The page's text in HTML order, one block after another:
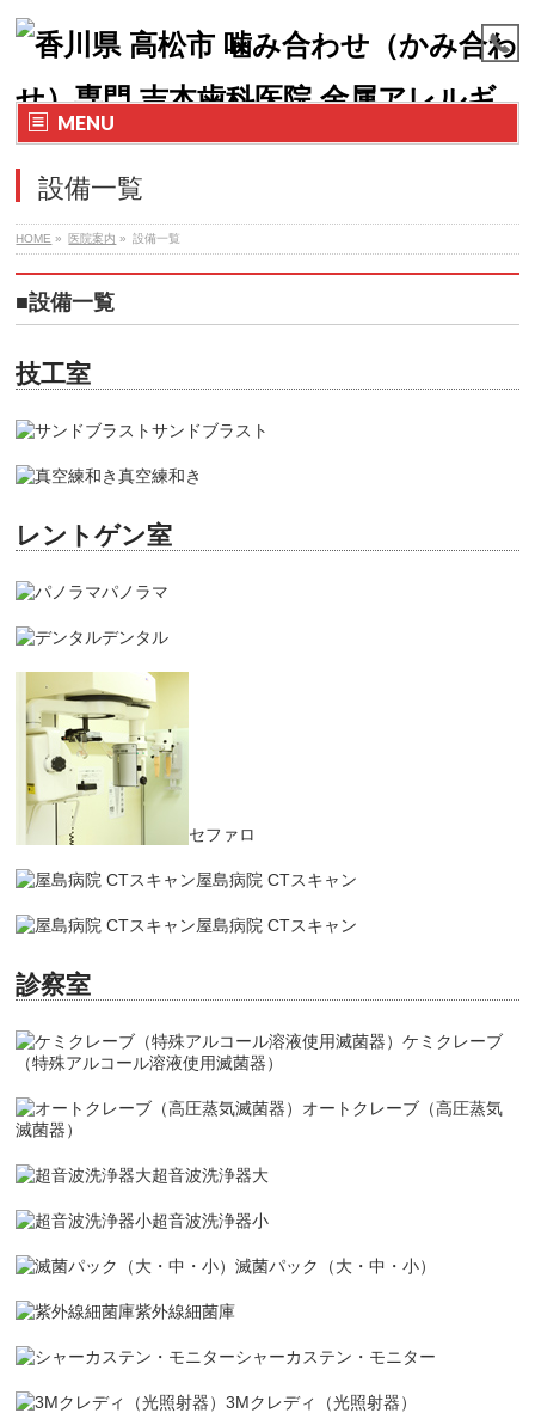
MENU
設備一覧
HOME » 医院案内 » 設備一覧
■設備一覧
技工室
サンドブラスト
真空練和き
レントゲン室
パノラマ
デンタル
セファロ
屋島病院 CTスキャン
屋島病院 CTスキャン
診察室
ケミクレーブ
（特殊アルコール溶液使用滅菌器）
オートクレーブ（高圧蒸気
滅菌器）
超音波洗浄器大
超音波洗浄器小
滅菌パック（大・中・小）
紫外線細菌庫
シャーカステン・モニター
3Mクレディ（光照射器）